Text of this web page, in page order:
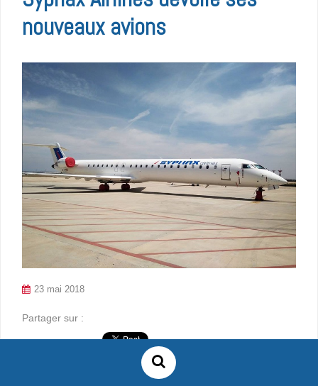
nouveaux avions
23 mai 2018
Partager sur :
Syphax Airlines va-t-elle renaître de ses cendres après tous
les déboires qu’elle a connus (lire). Son fondateur, Mohamed